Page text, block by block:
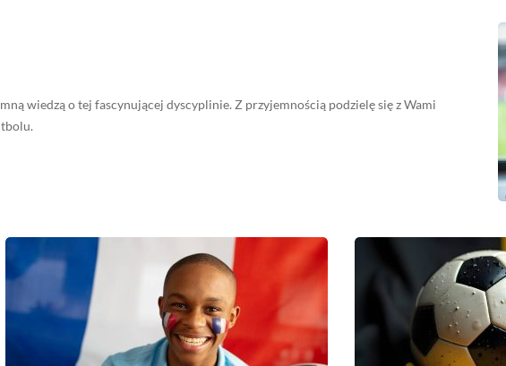
wiedzą o tej fascynującej dyscyplinie. Z przyjemnością podzielę się z Wami